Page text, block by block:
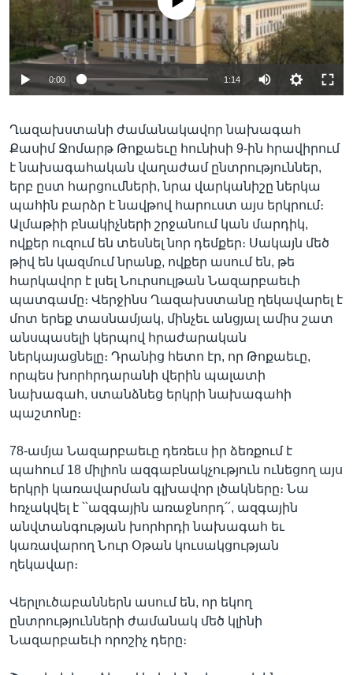
Լեզուներ
0:00 1:14
Ղազախստանի ժամանակավոր նախագահ
Քասիմ Ջոմարթ Թոքաեւը հունիսի 9-ին հրավիրում
է նախագահական վաղաժամ ընտրություններ,
երբ ըստ հարցումների, նրա վարկանիշը ներկա
պահին բարձր է նավթով հարուստ այս երկրում։
Ալմաթիի բնակիչների շրջանում կան մարդիկ,
ովքեր ուզում են տեսնել նոր դեմքեր։ Սակայն մեծ
թիվ են կազմում նրանք, ովքեր ասում են, թե
հարկավոր է լսել Նուրսուլթան Նազարբաեւի
պատգամը։ Վերջինս Ղազախստանը ղեկավարել է
մոտ երեք տասնամյակ, մինչեւ անցյալ ամիս շատ
անսպասելի կերպով հրաժարական
ներկայացնելը։ Դրանից հետո էր, որ Թոքաեւը,
որպես խորհրդարանի վերին պալատի
նախագահ, ստանձնեց երկրի նախագահի
պաշտոնը։
78-ամյա Նազարբաեւը դեռեւս իր ձեռքում է
պահում 18 միլիոն ազգաբնակչություն ունեցող այս
երկրի կառավարման գլխավոր լծակները։ Նա
հռչակվել է ՝՝ազգային առաջնորդ՛՛, ազգային
անվտանգության խորհրդի նախագահ եւ
կառավարող Նուր Օթան կուսակցության
ղեկավար։
Վերլուծաբաններն ասում են, որ եկող
ընտրությունների ժամանակ մեծ կլինի
Նազարբաեւի որոշիչ դերը։